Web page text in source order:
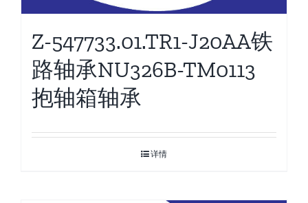
Z-547733.01.TR1-J20AA铁
路轴承NU326B-TM0113
抱轴箱轴承
详情